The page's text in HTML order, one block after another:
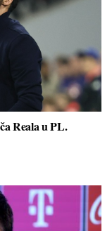
Reala u PL.